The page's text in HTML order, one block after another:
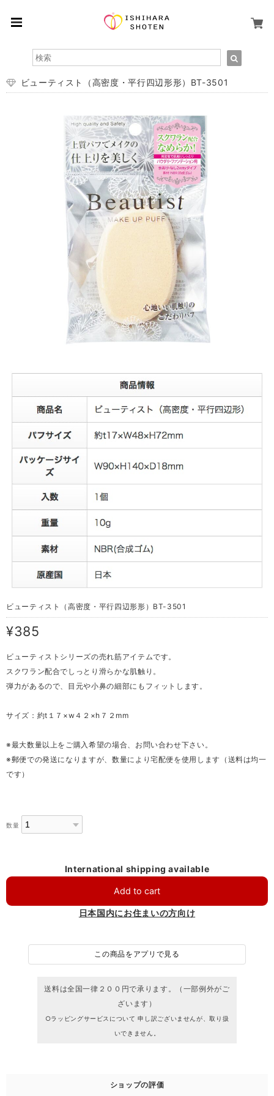
ビューティスト（高密度・平行四辺形形）BT-3501
ビューティスト（高密度・平行四辺形形）BT-3501
¥385
ビューティストシリーズの売れ筋アイテムです。
スクワラン配合でしっとり滑らかな肌触り。
弾力があるので、目元や小鼻の細部にもフィットします。
サイズ：約t１７×w４２×h７２mm
※最大数量以上をご購入希望の場合、お問い合わせ下さい。
※郵便での発送になりますが、数量により宅配便を使用します（送料は均一
です）
数量
International shipping available
Add to cart
日本国内にお住まいの方向け
この商品をアプリで見る
送料は全国一律２００円で承ります。（一部例外がご
ざいます）
○ラッピングサービスについて 申し訳ございませんが、取り扱
いできません。
ショップの評価